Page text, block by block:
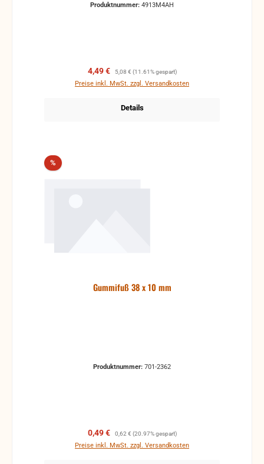
Produktnummer: 4913M4AH
Verkaufspreis:
4,49 € Regulärer Preis:
5,08 € (11.61% gespart)
Preise inkl. MwSt. zzgl. Versandkosten
Details
%Rabatt
Gummifuß 38 x 10 mm
Produktnummer: 701-2362
Verkaufspreis:
0,49 € Regulärer Preis:
0,62 € (20.97% gespart)
Preise inkl. MwSt. zzgl. Versandkosten